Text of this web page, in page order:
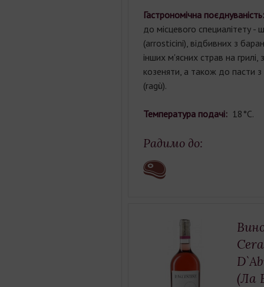
Гастрономічна
до місцевого специалітету -
(arrosticini), відбивних з
інших м'ясних страв на грилі,
козеняти, а також до пасти
(ragù).
Температура подачі: 18°С.
Радимо до:
(Ла